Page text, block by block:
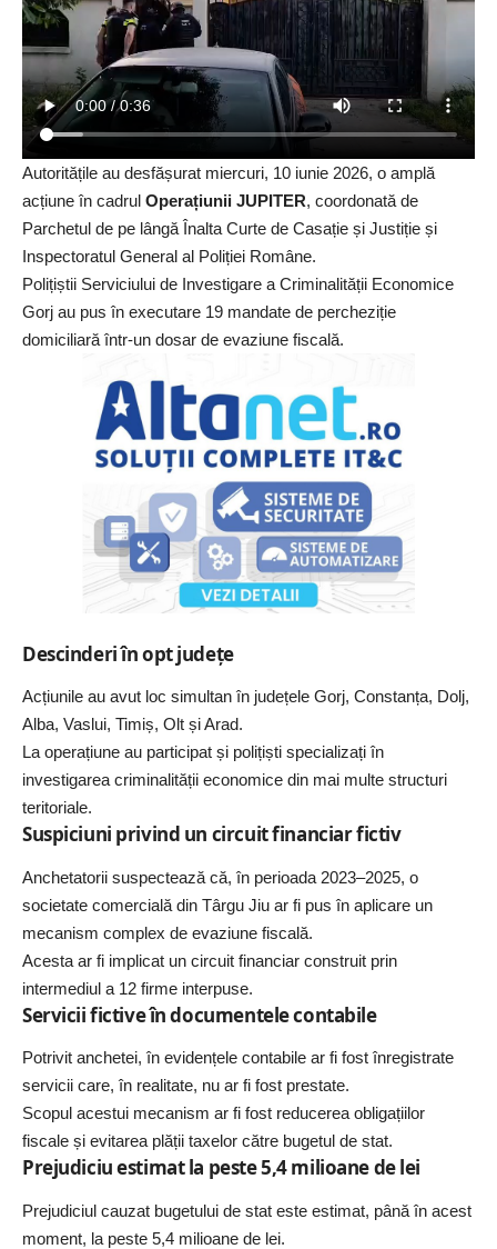
Autoritățile au desfășurat miercuri, 10 iunie 2026, o amplă
acțiune în cadrul Operațiunii JUPITER, coordonată de
Parchetul de pe lângă Înalta Curte de Casație și Justiție și
Inspectoratul General al Poliției Române.
Polițiștii Serviciului de Investigare a Criminalității Economice
Gorj au pus în executare 19 mandate de percheziție
domiciliară într-un dosar de evaziune fiscală.
Descinderi în opt județe
Acțiunile au avut loc simultan în județele Gorj, Constanța, Dolj,
Alba, Vaslui, Timiș, Olt și Arad.
La operațiune au participat și polițiști specializați în
investigarea criminalității economice din mai multe structuri
teritoriale.
Suspiciuni privind un circuit financiar fictiv
Anchetatorii suspectează că, în perioada 2023–2025, o
societate comercială din Târgu Jiu ar fi pus în aplicare un
mecanism complex de evaziune fiscală.
Acesta ar fi implicat un circuit financiar construit prin
intermediul a 12 firme interpuse.
Servicii fictive în documentele contabile
Potrivit anchetei, în evidențele contabile ar fi fost înregistrate
servicii care, în realitate, nu ar fi fost prestate.
Scopul acestui mecanism ar fi fost reducerea obligațiilor
fiscale și evitarea plății taxelor către bugetul de stat.
Prejudiciu estimat la peste 5,4 milioane de lei
Prejudiciul cauzat bugetului de stat este estimat, până în acest
moment, la peste 5,4 milioane de lei.